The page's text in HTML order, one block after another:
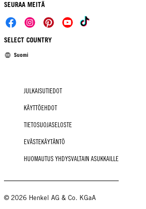
SEURAA MEITÄ
SELECT COUNTRY
Suomi
JULKAISUTIEDOT
KÄYTTÖEHDOT
TIETOSUOJASELOSTE
EVÄSTEKÄYTÄNTÖ
HUOMAUTUS YHDYSVALTAIN ASUKKAILLE
© 2026 Henkel AG & Co. KGaA